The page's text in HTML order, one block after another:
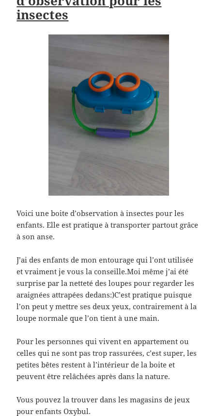
insectes
Voici une boite d’observation à insectes pour les
enfants. Elle est pratique à transporter partout grâce
à son anse.
J’ai des enfants de mon entourage qui l’ont utilisée
et vraiment je vous la conseille.Moi même j’ai été
surprise par la netteté des loupes pour regarder les
araignées attrapées dedans:)C’est pratique puisque
l’on peut y mettre ses deux yeux, contrairement à la
loupe normale que l’on tient à une main.
Pour les personnes qui vivent en appartement ou
celles qui ne sont pas trop rassurées, c’est super, les
petites bêtes restent à l’intérieur de la boite et
peuvent être relâchées après dans la nature.
Vous pouvez la trouver dans les magasins de jeux
pour enfants Oxybul.